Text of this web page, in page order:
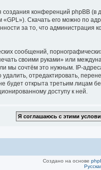
конференций phpBB
Скачать его можно по
за то, что
сообщений,
своими руками» или
мы сочтём это нужным. IP-
отредактировать,
открыта третьим лицам
доступу к ней.
Создано на основе